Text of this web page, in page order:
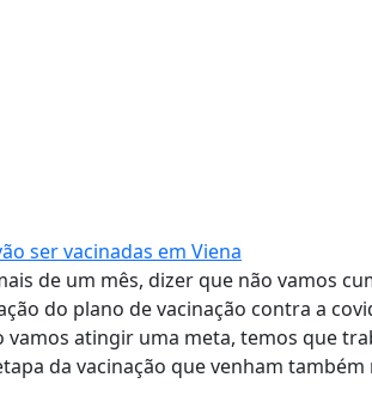
ser vacinadas em Viena
de um mês, dizer que não vamos
do plano de vacinação contra a
atingir uma meta, temos que
da vacinação que venham também